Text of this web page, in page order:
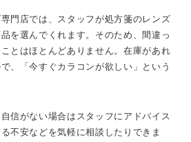
門店では、スタッフが処方箋のレンズ
を選んでくれます。そのため、間違っ
とはほとんどありません。在庫があれ
、「今すぐカラコンが欲しい」という
信がない場合はスタッフにアドバイス
不安などを気軽に相談したりできま